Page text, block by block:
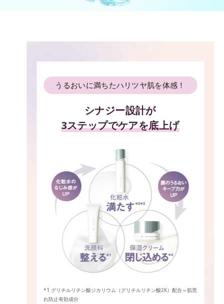
うるおいに満ちたハリツヤ肌を体感！
シナジー設計が
3ステップでケアを底上げ
*1 グリチルリチン酸ジカリウム（グリチルリチン酸2K）配合＝肌荒
れ防止有効成分